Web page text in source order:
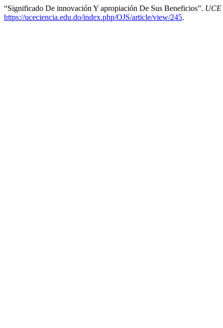
“Significado De innovación Y apropiación De Sus Beneficios”. UCE
https://uceciencia.edu.do/index.php/OJS/article/view/245.